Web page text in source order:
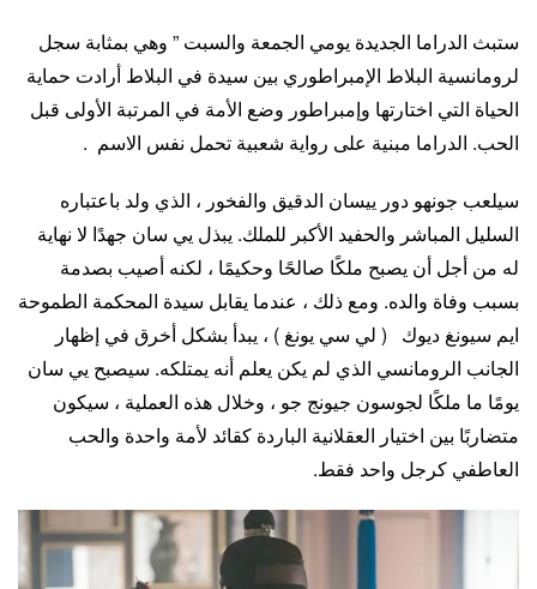
ستبث الدراما الجديدة يومي الجمعة والسبت ” وهي بمثابة سجل
لرومانسية البلاط الإمبراطوري بين سيدة في البلاط أرادت حماية
الحياة التي اختارتها وإمبراطور وضع الأمة في المرتبة الأولى قبل
الحب. الدراما مبنية على رواية شعبية تحمل نفس الاسم .
سيلعب جونهو دور ييسان الدقيق والفخور ، الذي ولد باعتباره
السليل المباشر والحفيد الأكبر للملك. يبذل يي سان جهدًا لا نهاية
له من أجل أن يصبح ملكًا صالحًا وحكيمًا ، لكنه أصيب بصدمة
بسبب وفاة والده. ومع ذلك ، عندما يقابل سيدة المحكمة الطموحة
ايم سيونغ ديوك ( لي سي يونغ ) ، يبدأ بشكل أخرق في إظهار
الجانب الرومانسي الذي لم يكن يعلم أنه يمتلكه. سيصبح يي سان
يومًا ما ملكًا لجوسون جيونج جو ، وخلال هذه العملية ، سيكون
متضاربًا بين اختيار العقلانية الباردة كقائد لأمة واحدة والحب
العاطفي كرجل واحد فقط.